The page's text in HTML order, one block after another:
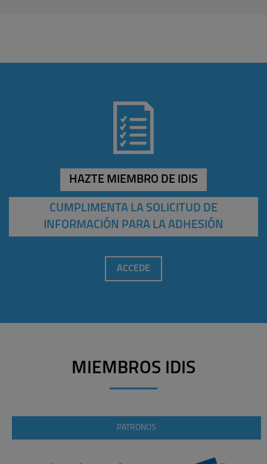
HAZTE MIEMBRO DE IDIS
CUMPLIMENTA LA SOLICITUD DE
INFORMACIÓN PARA LA ADHESIÓN
ACCEDE
MIEMBROS IDIS
PATRONOS